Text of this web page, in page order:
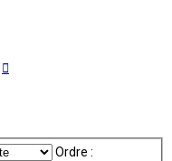
Ordre :